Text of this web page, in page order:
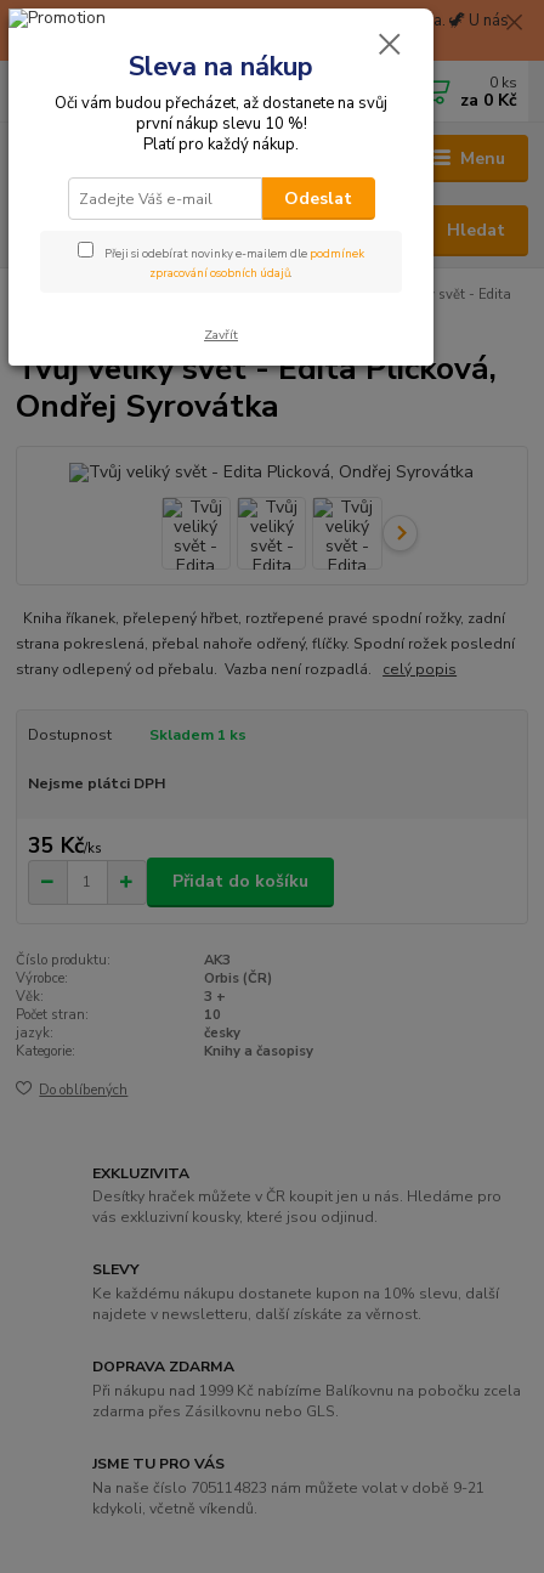
🦖 Při nákupu nad 1999 Kč Balíkovna na pobočku zdarma. 🦖 U nás
získáte okamžitě 2% slevu za zaregistraci. 🦖
Menu
Hledat
+420 705 114 823 0 ks
za 0 Kč
Tvůj veliký svět - Edita
Tvůj veliký svět - Edita Plicková,
Ondřej Syrovátka
Kniha říkanek, přelepený hřbet, roztřepené pravé spodní rožky, zadní
strana pokreslená, přebal nahoře odřený, flíčky. Spodní rožek poslední
strany odlepený od přebalu. Vazba není rozpadlá. celý popis
Dostupnost Skladem 1 ks
Nejsme plátci DPH
35 Kč/ks
Přidat do košíku
Číslo produktu:
AK3
Výrobce:
Orbis (ČR)
Věk:
3 +
Počet stran:
10
jazyk:
česky
Kategorie:
Knihy a časopisy
Do oblíbených
EXKLUZIVITA
Desítky hraček můžete v ČR koupit jen u nás. Hledáme pro
vás exkluzivní kousky, které jsou odjinud.
SLEVY
Ke každému nákupu dostanete kupon na 10% slevu, další
najdete v newsletteru, další získáte za věrnost.
DOPRAVA ZDARMA
Při nákupu nad 1999 Kč nabízíme Balíkovnu na pobočku zcela
zdarma přes Zásilkovnu nebo GLS.
JSME TU PRO VÁS
Na naše číslo 705114823 nám můžete volat v době 9-21
kdykoli, včetně víkendů.
Sleva na nákup
Oči vám budou přecházet, až dostanete na svůj
první nákup slevu 10 %!
Platí pro každý nákup.
Odeslat
Přeji si odebírat novinky e-mailem dle podmínek
zpracování osobních údajů.
Zavřít